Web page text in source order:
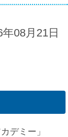
08月21日
デミー」